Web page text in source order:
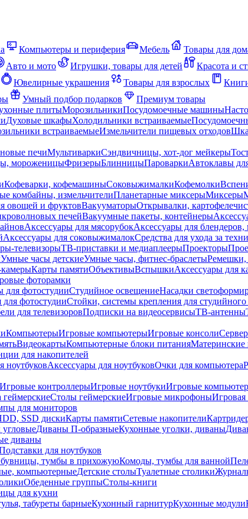
Компьютеры и периферия Мебель Товары для
Авто и мото Игрушки, товары для детей Красота и
Ювелирные украшения Товары для взрослых
Умный подбор подарков
Премиум товары
плитыМорозильникиПосудомоечные машины
Духовые шкафыХолодильники встраиваемые
встраиваемыеИзмельчители пищевых отходов
печиМультиваркиСэндвичницы, хот-дог мейкеры
мороженицыФризерыБлинницыПароваркиАвтоклавы
Кофеварки, кофемашиныСоковыжималкиКофемолки
комбайны, измельчителиПланетарные миксерыМиксеры
овощей и фруктовВакууматорыОткрывалки,
печейВакуумные пакеты, контейнеры
Аксессуары для мясорубокАксессуары для блендеров,
Аксессуары для соковыжималокСредства для ухода за
телевизорыТВ-приставки и медиаплеерыПроекторы
Умные часы детскиеУмные часы, фитнес-браслетыРемешки,
Карты памятиОбъективыВспышкиАксессуары для
фоторамки
фотостудииСтудийное освещениеНасадки
фотостудииСтойки, системы крепления для
для телевизоровПодписки на видеосервисыТВ-антенны
КомпьютерыИгровые компьютерыИгровые консоли
ВидеокартыКомпьютерные блоки питанияМатеринские
для накопителей
ноутбуковАксессуары для ноутбуковОчки для компьютера
Игровые контроллерыИгровые ноутбукиИгровые
геймерскиеСтолы геймерскиеИгровые микрофоныИгровая
для мониторов
SSD дискиКарты памятиСетевые накопители
Диваны П-образныеКухонные уголки, диваны
диваны
для ноутбуков
тумбы в прихожуюКомоды, тумбы для ванной
компьютерныеДетские столыТуалетные столики
Обеденные группыСтолы-книги
для кухни
табуреты барныеКухонный гарнитурКухонные модули